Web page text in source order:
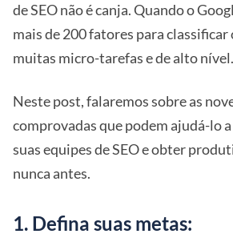
de SEO não é canja. Quando o
mais de 200 fatores para classificar
muitas micro-tarefas e de alto nível.
Neste post, falaremos sobre as
comprovadas que podem ajudá-lo
suas equipes de SEO e obter
nunca antes.
1. Defina suas metas: